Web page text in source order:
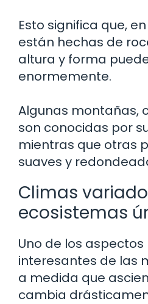
Esto significa que,
están hechas de
altura y forma
enormemente.
Algunas montañas,
son conocidas por
mientras que otras
suaves y
Climas
ecosistemas
Uno de los aspectos
interesantes de las
a medida que
cambia